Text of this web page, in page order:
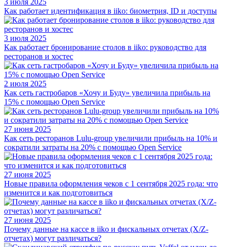
3 июля 2025
Как работает идентификация в iiko: биометрия, ID и доступы
3 июля 2025
Как работает бронирование столов в iiko: руководство для
ресторанов и хостес
2 июля 2025
Как сеть гастробаров «Хочу и Буду» увеличила прибыль на
15% с помощью Open Service
27 июня 2025
Как сеть ресторанов Lulu-group увеличили прибыль на 10% и
сократили затраты на 20% с помощью Open Service
27 июня 2025
Новые правила оформления чеков с 1 сентября 2025 года: что
изменится и как подготовиться
27 июня 2025
Почему данные на кассе в iiko и фискальных отчетах (X/Z-
отчетах) могут различаться?